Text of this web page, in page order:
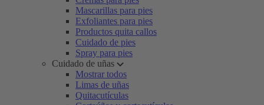
Mascarillas para pies
Exfoliantes para pies
Productos quita callos
Cuidado de pies
Spray para pies
Cuidado de uñas
Mostrar todos
Limas de uñas
Quitacutículas